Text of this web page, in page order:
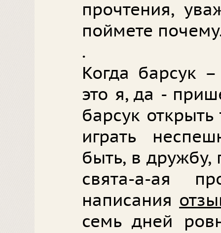
прочтения,
поймете
.
Когда барсук
это я, да -
барсук
играть
быть, в дружбу,
свята-а-ая
написания
семь дней